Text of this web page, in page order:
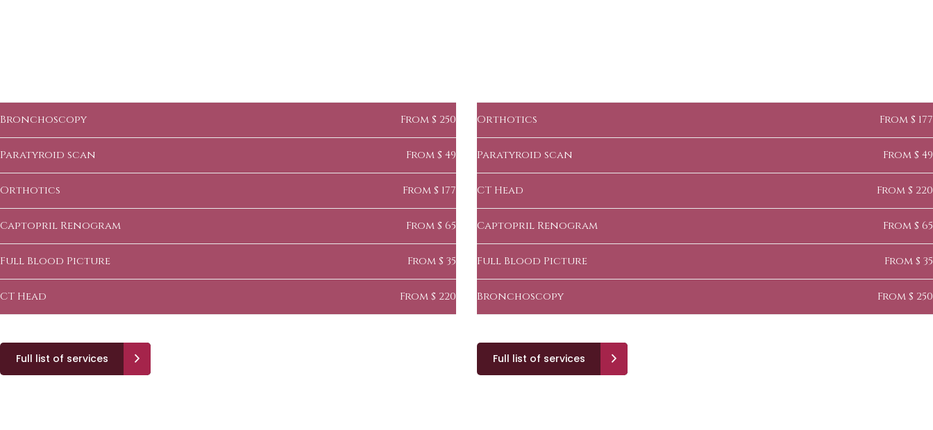
Bronchoscopy From $ 250
Paratyroid scan From $ 49
Orthotics From $ 177
Captopril Renogram From $ 65
Full Blood Picture From $ 35
CT Head From $ 220
Full list of services
Orthotics From $ 177
Paratyroid scan From $ 49
CT Head From $ 220
Captopril Renogram From $ 65
Full Blood Picture From $ 35
Bronchoscopy From $ 250
Full list of services